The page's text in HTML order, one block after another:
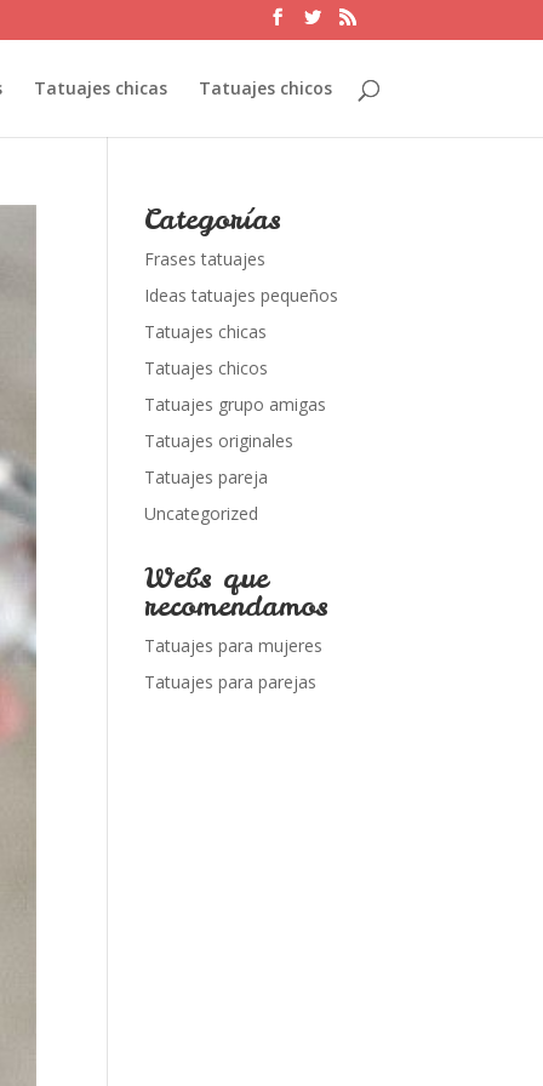
Tatuajes chicas Tatuajes chicos
Categorías
Frases tatuajes
Ideas tatuajes pequeños
Tatuajes chicas
Tatuajes chicos
Tatuajes grupo amigas
Tatuajes originales
Tatuajes pareja
Uncategorized
Webs que
recomendamos
Tatuajes para mujeres
Tatuajes para parejas